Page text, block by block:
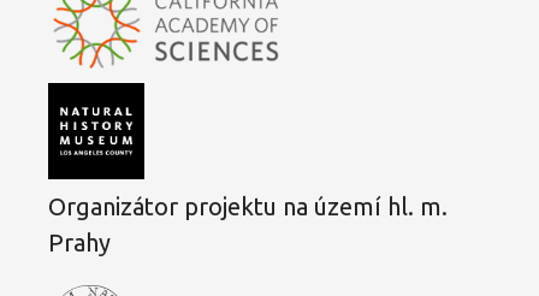
Organizátor projektu na území hl. m.
Prahy